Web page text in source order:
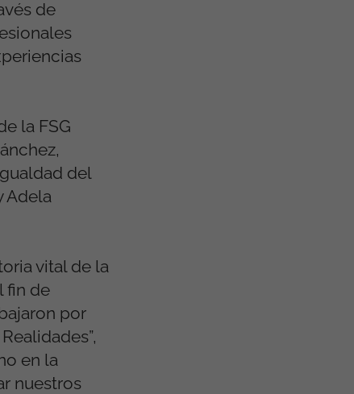
de
la FSG
del
Adela
vital de la
fin de
por
en la
nuestros